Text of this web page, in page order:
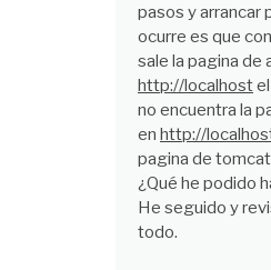
pasos y arrancar
ocurre es que con
sale la pagina de
http://localhost
no encuentra la
en http://
pagina de
¿Qué he podido
He seguido y
todo.